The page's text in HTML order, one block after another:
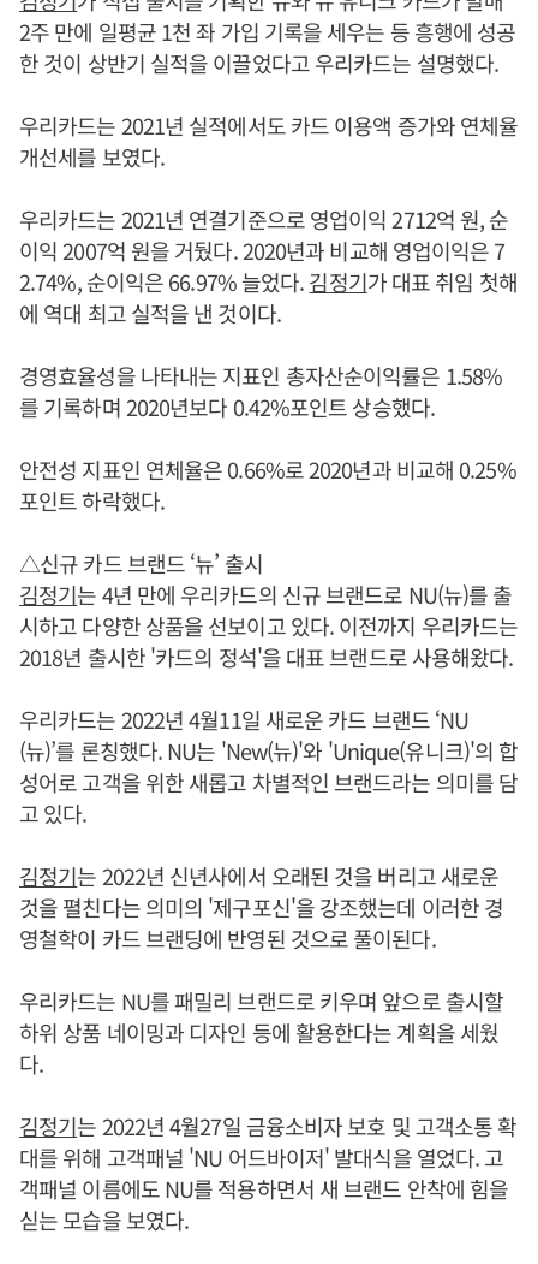
2주 만에 일평균 1천 좌 가입 기록을 세우는 등 흥행에 성공
한 것이 상반기 실적을 이끌었다고 우리카드는 설명했다.
우리카드는 2021년 실적에서도 카드 이용액 증가와 연체율
개선세를 보였다.
우리카드는 2021년 연결기준으로 영업이익 2712억 원, 순
이익 2007억 원을 거뒀다. 2020년과 비교해 영업이익은 7
2.74%, 순이익은 66.97% 늘었다.김정기가 대표 취임 첫해
에 역대 최고 실적을 낸 것이다.
경영효율성을 나타내는 지표인 총자산순이익률은 1.58%
를 기록하며 2020년보다 0.42%포인트 상승했다.
안전성 지표인 연체율은 0.66%로 2020년과 비교해 0.25%
포인트 하락했다.
△신규 카드 브랜드 ‘뉴’ 출시
김정기는 4년 만에 우리카드의 신규 브랜드로 NU(뉴)를 출
시하고 다양한 상품을 선보이고 있다. 이전까지 우리카드는
2018년 출시한 '카드의 정석'을 대표 브랜드로 사용해왔다.
우리카드는 2022년 4월11일 새로운 카드 브랜드 ‘NU
(뉴)’를 론칭했다. NU는 'New(뉴)'와 'Unique(유니크)'의 합
성어로 고객을 위한 새롭고 차별적인 브랜드라는 의미를 담
고 있다.
김정기는 2022년 신년사에서 오래된 것을 버리고 새로운
것을 펼친다는 의미의 '제구포신'을 강조했는데 이러한 경
영철학이 카드 브랜딩에 반영된 것으로 풀이된다.
우리카드는 NU를 패밀리 브랜드로 키우며 앞으로 출시할
하위 상품 네이밍과 디자인 등에 활용한다는 계획을 세웠
다.
김정기는 2022년 4월27일 금융소비자 보호 및 고객소통 확
대를 위해 고객패널 'NU 어드바이저' 발대식을 열었다. 고
객패널 이름에도 NU를 적용하면서 새 브랜드 안착에 힘을
싣는 모습을 보였다.